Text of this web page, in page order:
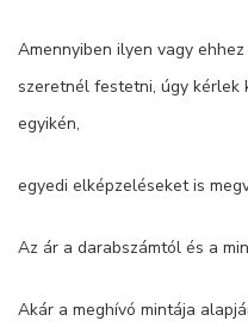
Amennyiben ilyen vagy
szeretnél festetni, úgy kérlek
egyikén,
egyedi elképzeléseket is
Az ár a darabszámtól és a
Akár a meghívó mintája